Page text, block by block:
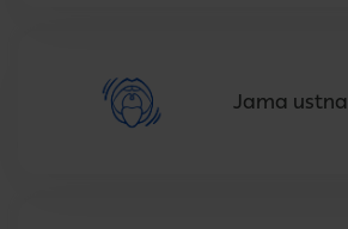
Jama ustna